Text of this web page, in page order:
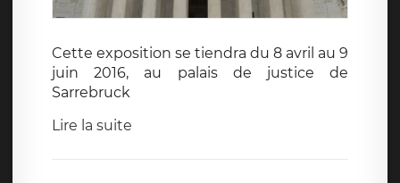
Cette exposition se tiendra du 8 avril au 9
juin 2016, au palais de justice de
Sarrebruck
Lire la suite